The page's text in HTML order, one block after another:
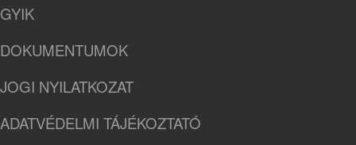
GYIK
DOKUMENTUMOK
JOGI NYILATKOZAT
ADATVÉDELMI TÁJÉKOZTATÓ